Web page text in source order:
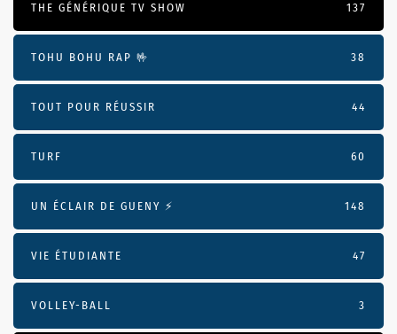
THE GÉNÉRIQUE TV SHOW 137
TOHU BOHU RAP 🤟 38
TOUT POUR RÉUSSIR 44
TURF 60
UN ÉCLAIR DE GUENY ⚡️ 148
VIE ÉTUDIANTE 47
VOLLEY-BALL 3